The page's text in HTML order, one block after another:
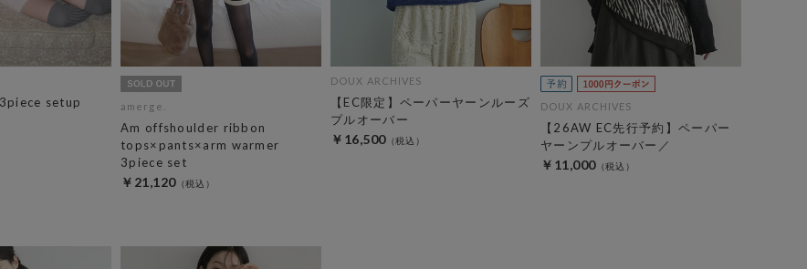
setup amerge.
Am offshoulder ribbon
tops×pants×arm warmer
3piece set
￥21,120
DOUX ARCHIVES
【EC限定】ペーパーヤーンルーズ
プルオーバー
￥16,500
DOUX ARCHIVES
【26AW EC先行予約】ペーパー
ヤーンプルオーバー／
￥11,000